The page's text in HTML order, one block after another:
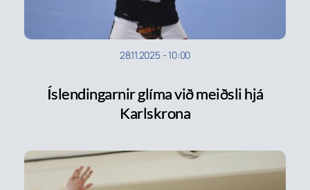
28.11.2025-10:00
Íslendingarnir glíma við meiðsli hjá
Karlskrona